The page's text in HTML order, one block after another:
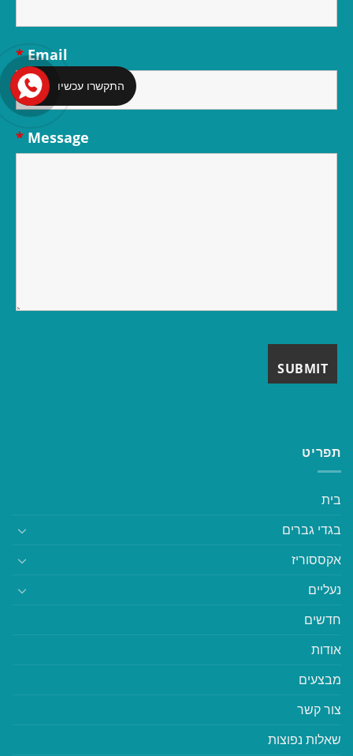
Email
*
Message
*
תפריט
בית
בגדי גברים
אקססוריז
נעליים
חדשים
אודות
מבצעים
צור קשר
שאלות נפוצות
התקשרו עכשיו